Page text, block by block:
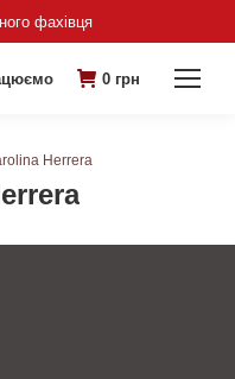
фахівця
0 грн
Herrera